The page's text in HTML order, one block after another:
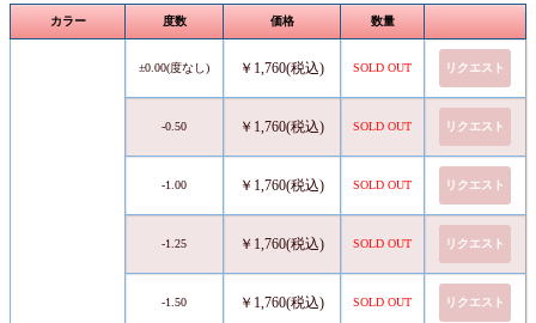
カラー 度数 価格 数量
±0.00(度なし) ￥1,760(税込) SOLD OUT リクエスト
-0.50 ￥1,760(税込) SOLD OUT リクエスト
-1.00 ￥1,760(税込) SOLD OUT リクエスト
-1.25 ￥1,760(税込) SOLD OUT リクエスト
-1.50 ￥1,760(税込) SOLD OUT リクエスト